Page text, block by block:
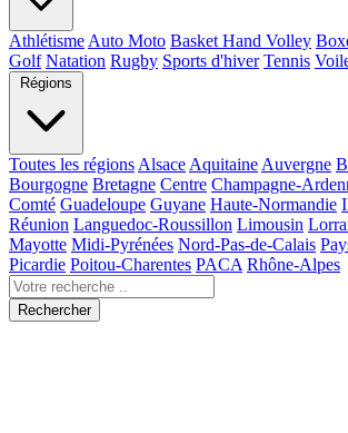
Athlétisme Auto Moto Basket Hand Volley
Golf Natation Rugby Sports d'hiver Tennis
Régions
Toutes les régions Alsace Aquitaine Auvergne
Bourgogne Bretagne Centre Champagne-
Comté Guadeloupe Guyane Haute-Normandie
Réunion Languedoc-Roussillon Limousin
Mayotte Midi-Pyrénées Nord-Pas-de-Calais
Picardie Poitou-Charentes PACA Rhône-Alpes
Rechercher